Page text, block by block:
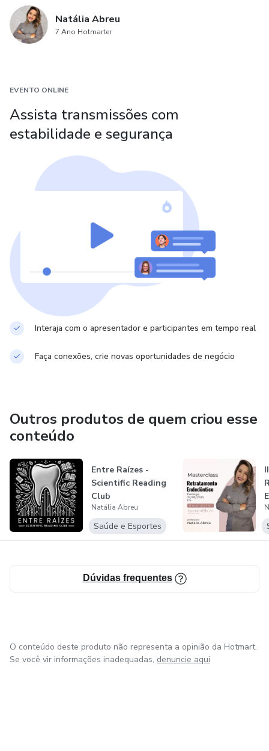
Natália Abreu
7 Ano Hotmarter
EVENTO ONLINE
Assista transmissões com
estabilidade e segurança
Interaja com o apresentador e participantes em tempo real
Faça conexões, crie novas oportunidades de negócio
Outros produtos de quem criou esse
conteúdo
Entre Raízes -
Scientific Reading
Club
Natália Abreu
Saúde e Esportes
Dúvidas frequentes
O conteúdo deste produto não representa a opinião da Hotmart.
Se você vir informações inadequadas, denuncie aqui